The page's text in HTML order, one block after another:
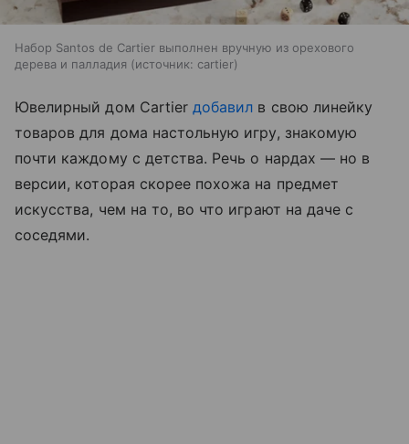
Набор Santos de Cartier выполнен вручную из орехового
дерева и палладия
источник: cartier
Ювелирный дом Cartierдобавил в свою линейку
товаров для дома настольную игру, знакомую
почти каждому с детства. Речь о нардах — но в
версии, которая скорее похожа на предмет
искусства, чем на то, во что играют на даче с
соседями.